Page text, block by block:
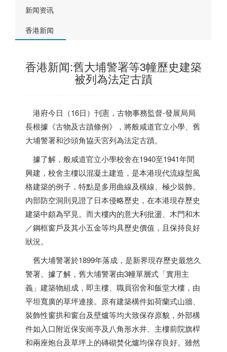
新闻资讯
香港新闻
香港新闻:舊大埔警署等3幢歷史建築
被列為法定古蹟
港府今日（16日）刊憲，古物事務監督-發展局局
長根據《古物及古蹟條例》，將般咸道官立小學、舊
大埔警署和沙頭角協天宮列為法定古蹟。
據了解，般咸道官立小學校舍在1940至1941年間
興建，校舍主樓以混凝土建造，是本港現代流線型風
格建築的例子，特點是多用曲線及橫線、極少裝飾。
內部防空洞則見證了日本侵略歷史，在本港現存歷史
建築中頗為罕見。而大樓內的意大利批盪、木門和木
／鋼框窗戶及其小五金等均具歷史價值，且保持良好
狀況。
舊大埔警署於1899年落成，是新界現存歷史最悠久
警署。據了解，舊大埔警署由3幢單層式「實用主
義」建築物組成，即主樓、職員宿舍和飯堂大樓，由
平坦寬廣的草坪連接。原有建築構件如荷蘭式山牆、
裝飾性窗拱和窗台及壁爐等均大致保存原貌，外部構
件如入口附近保安崗亭及八角形水井、主樓前院旗桿
和兩座炮台及草坪上的磚砌焚化爐均保存良好。雖然